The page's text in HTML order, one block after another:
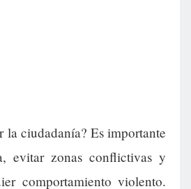
la ciudadanía? Es importante
evitar zonas conflictivas y
comportamiento violento.